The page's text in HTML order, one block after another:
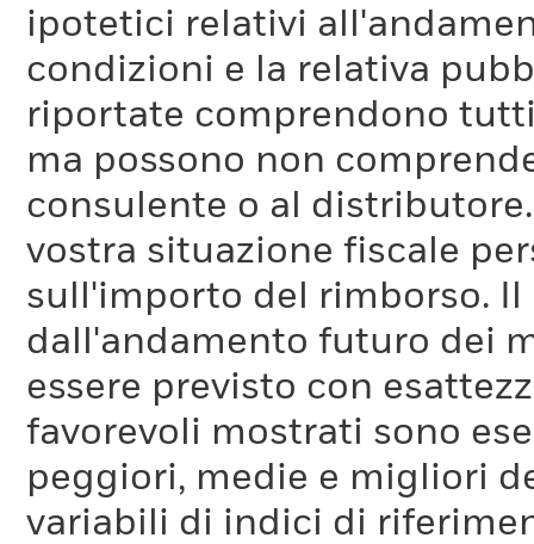
ipotetici relativi
condizioni e la relativa
riportate comprendono
ma possono non
consulente o al
vostra situazione fiscale
sull'importo del rimborso.
dall'andamento futuro dei
essere previsto con
favorevoli mostrati sono
peggiori, medie e migliori
variabili di indici di